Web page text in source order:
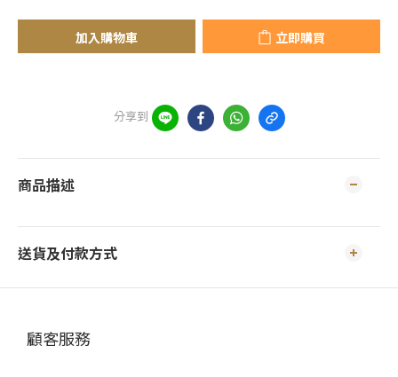
加入購物車 立即購買
分享到
商品描述
送貨及付款方式
顧客服務